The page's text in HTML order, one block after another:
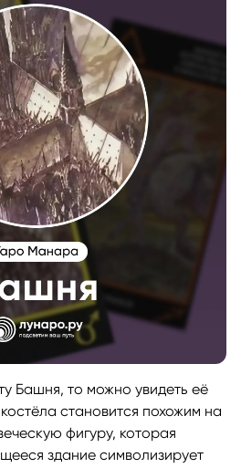
Башня, то можно увидеть её
становится похожим на
фигуру, которая
здание символизирует